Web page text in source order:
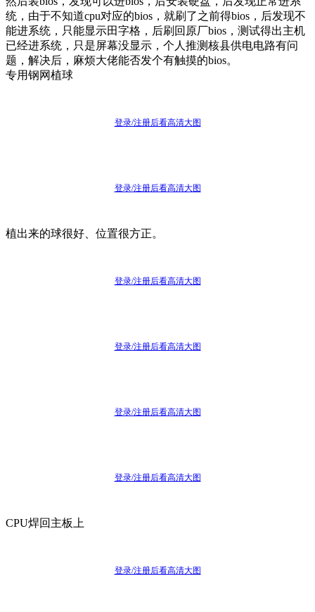
统，由于不知道cpu对应的bios，就刷了之前得bios，后发现不
能进系统，只能显示田字格，后刷回原厂bios，测试得出主机
已经进系统，只是屏幕没显示，个人推测核县供电电路有问
题，解决后，麻烦大佬能否发个有触摸的bios。
专用钢网植球
登录/注册后看高清大图
登录/注册后看高清大图
植出来的球很好、位置很方正。
登录/注册后看高清大图
登录/注册后看高清大图
登录/注册后看高清大图
登录/注册后看高清大图
CPU焊回主板上
登录/注册后看高清大图